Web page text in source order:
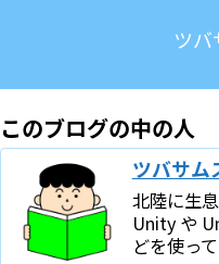
ツ
このブログの中の人
ツバサム
北陸に生
Unity や
どを使って